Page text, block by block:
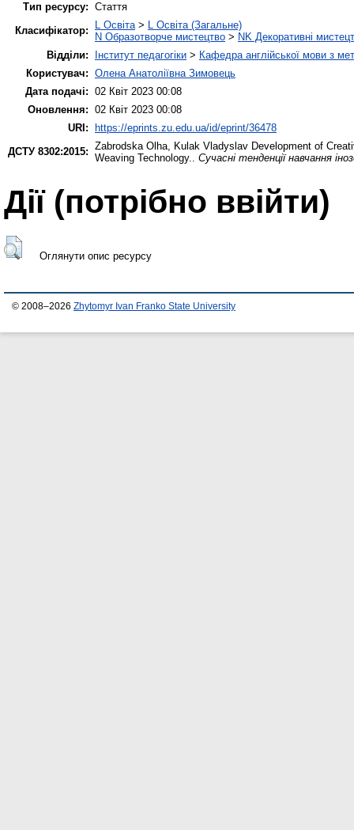
Тип ресурсу: Стаття
Класифікатор:
L Освіта> L Освіта (Загальне)
N Образотворче мистецтво > NK Декоративні
Відділи:
Інститут педагогіки > Кафедра англійської мови з
Користувач: Олена Анатоліївна Зимовець
Дата подачі: 02 Квіт 2023 00:08
Оновлення: 02 Квіт 2023 00:08
URI:
https://eprints.zu.edu.ua/id/eprint/36478
ДСТУ 8302:2015: Zabrodska Olha, Kulak Vladyslav Development of
Weaving Technology.. Сучасні тенденції навчання
Дії ​​(потрібно ввійти)
Оглянути опис ресурсу
© 2008–2026 Zhytomyr Ivan Franko State University